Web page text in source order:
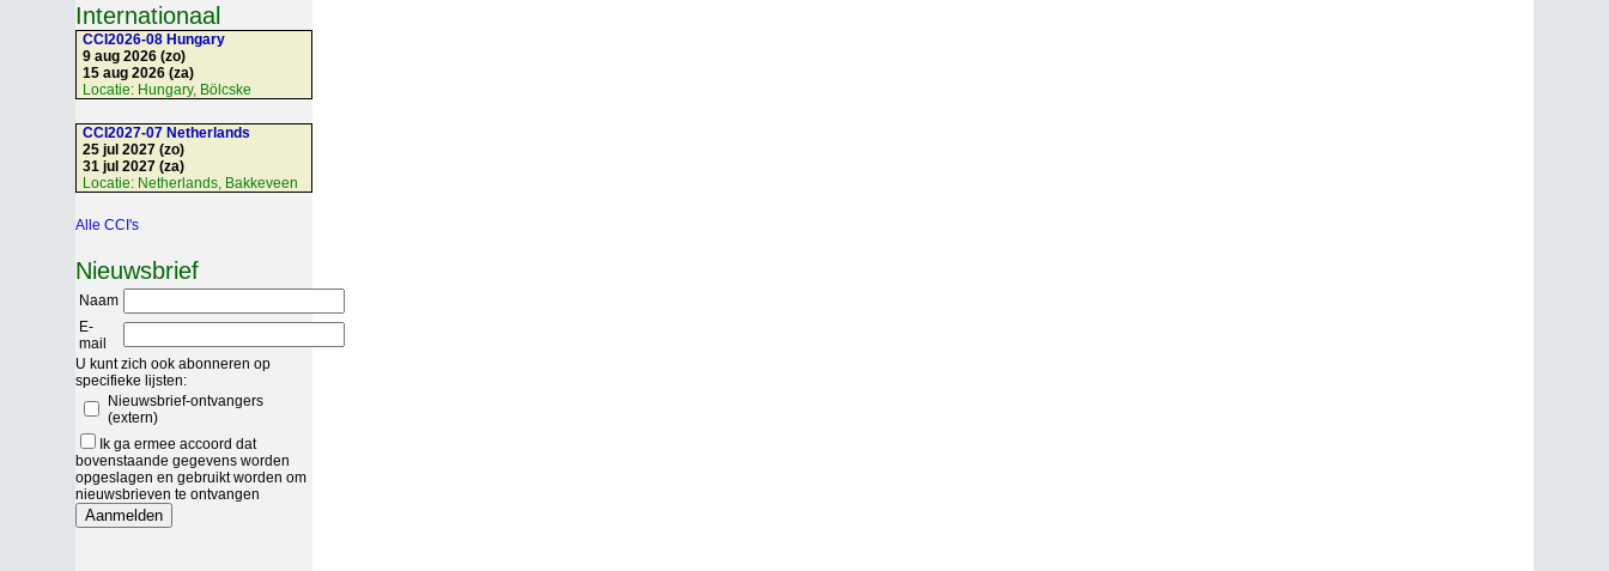
Internationaal
CCI2026-08 Hungary
9 aug 2026 (zo)
15 aug 2026 (za)
Locatie: Hungary, Bölcske
CCI2027-07 Netherlands
25 jul 2027 (zo)
31 jul 2027 (za)
Locatie: Netherlands, Bakkeveen
Alle CCI's
Nieuwsbrief
Naam
E-
mail
U kunt zich ook abonneren op
specifieke lijsten:
Nieuwsbrief-ontvangers
(extern)
Ik ga ermee accoord dat
bovenstaande gegevens worden
opgeslagen en gebruikt worden om
nieuwsbrieven te ontvangen